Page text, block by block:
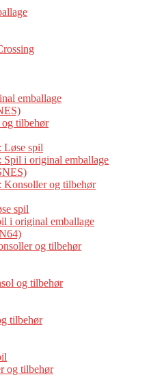
emballage
tilbehør
Løse spil
Spil i original emballage
Konsoller og tilbehør
spil
i original emballage
og tilbehør
og tilbehør
tilbehør
og tilbehør